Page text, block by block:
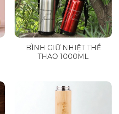
BÌNH GIỮ NHIỆT THỂ
THAO 1000ML